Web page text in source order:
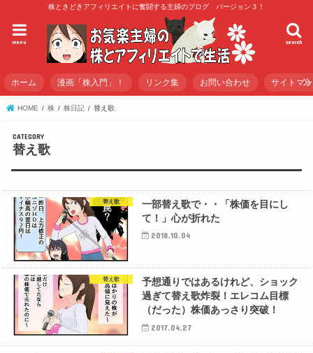
株ときどきアフィリエイトに奮闘する主婦のブログ バージョン３！
search
menu
ホーム 漫画「株入門」！ リンク集 お問い合わせ サイトマ
HOME 株 株日記 替え歌
替え歌
替え歌
一部替え歌で・・「株価を目にし
て！」心が折れた
2018.10.04
替え歌
予想通りではあるけれど、ショック
過ぎて替え歌炸裂！エレコム目標
（だった）株価あっさり突破！
2017.04.27